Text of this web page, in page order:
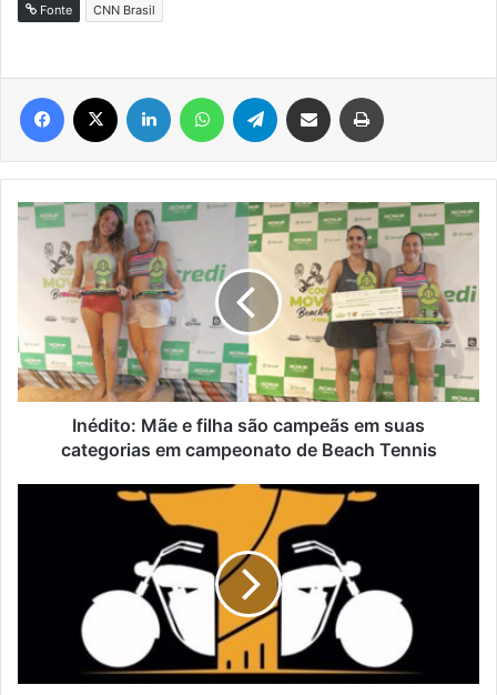
Fonte CNN Brasil
Facebook Linkedin WhatsAppTelegram Compartilhar via e-mail
Inédito:
filha
campeãs
em
suas
categorias
campeonato
Inédito: Mãe e filha são campeãs em suas
categorias em campeonato de Beach Tennis
próximo